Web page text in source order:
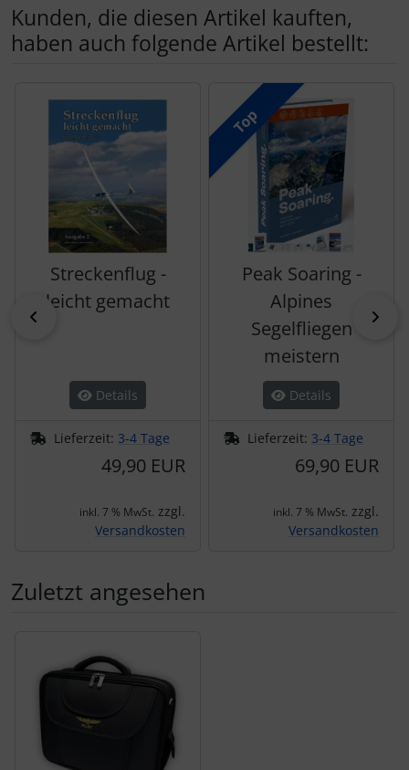
Kunden, die diesen Artikel kauften,
haben auch folgende Artikel bestellt:
Es folgt ein Produktslider - navigieren Sie mit der Tab-
Streckenflug -
leicht gemacht
Details
Lieferzeit: 3-4 Tage
49,90 EUR
inkl. 7 % MwSt. zzgl.
Versandkosten
Top
Peak Soaring -
Alpines
Segelfliegen
meistern
Details
Lieferzeit: 3-4 Tage
69,90 EUR
inkl. 7 % MwSt. zzgl.
Versandkosten
Zuletzt angesehen